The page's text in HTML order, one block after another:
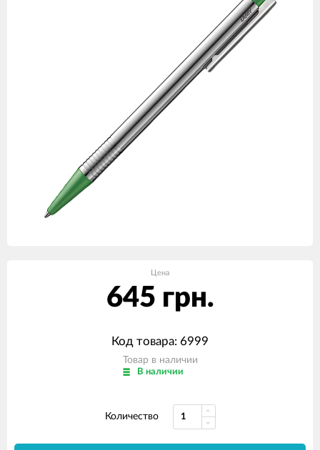
Цена
645 грн.
Код товара: 6999
Товар в наличии
В наличии
Количество